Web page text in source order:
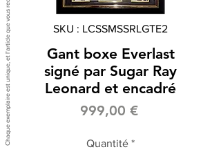
SKU : LCSSMSSRLGTE2
Gant boxe Everlast
signé par Sugar Ray
Leonard et encadré
999,00 €Prix
Quantité *